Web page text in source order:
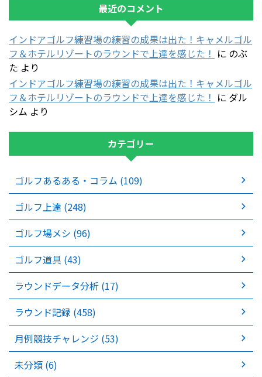
最近のコメント
インドアゴルフ練習場の練習の成果は出た！キャメルゴル
フ＆ホテルリゾートのラウンドで上達を感じた！ に のぶ
た より
インドアゴルフ練習場の練習の成果は出た！キャメルゴル
フ＆ホテルリゾートのラウンドで上達を感じた！ に ダル
シム より
カテゴリー
ゴルフあるある・コラム (109)
ゴルフ上達 (248)
ゴルフ場メシ (96)
ゴルフ道具 (43)
ラウンドデータ分析 (17)
ラウンド記録 (458)
月例競技チャレンジ (53)
未分類 (6)